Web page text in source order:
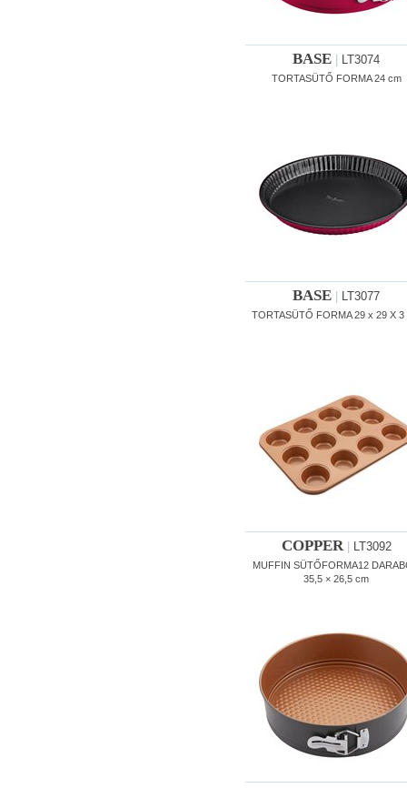
BASE LT3074
TORTASÜTŐ FORMA 24 cm
BASE LT3077
TORTASÜTŐ FORMA 29 x 29 X 3
COPPER| LT3092
MUFFIN SÜTŐFORMA12
35,5 × 26,5 cm